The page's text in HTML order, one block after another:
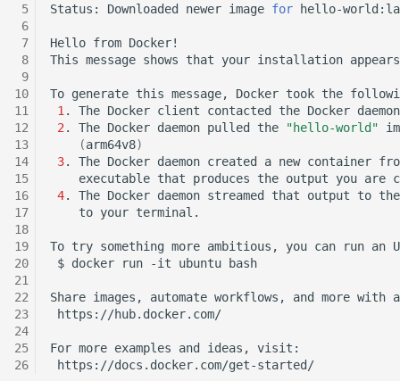
Juni 2021
April 2021
März 2021
Februar 2021
Januar 2021
Dezember 2020
August 2020
Status:
Downloaded newer image for
Hello from
This message shows that your installation appears
To generate this message, Docker took the
1 . The Docker client contacted the Docker
2 . The Docker daemon pulled the "hello-world"
(arm64v8)
3. The Docker daemon created a new container
executable that produces the output you are
4. The Docker daemon streamed that output to the
to your
To try something more ambitious, you can run an
$ docker run -it ubuntu
Share images, automate workflows, and more with a
For more examples and ideas,